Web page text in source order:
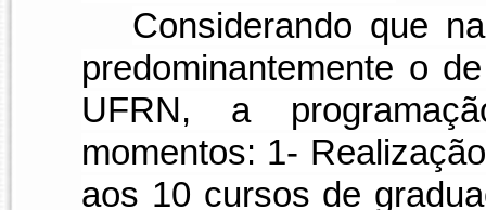
Considerando que
predominantemente o
UFRN, a
momentos: 1-
aos 10 cursos de